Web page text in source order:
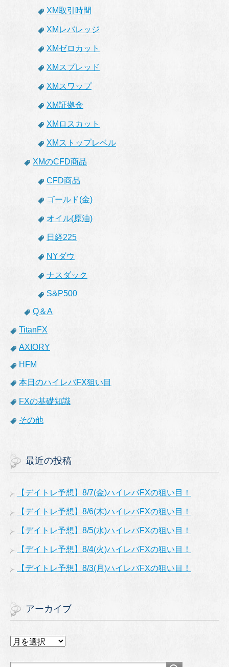
XM取引時間
XMレバレッジ
XMゼロカット
XMスプレッド
XMスワップ
XM証拠金
XMロスカット
XMストップレベル
XMのCFD商品
CFD商品
ゴールド(金)
オイル(原油)
日経225
NYダウ
ナスダック
S&P500
Q＆A
TitanFX
AXIORY
HFM
本日のハイレバFX狙い目
FXの基礎知識
その他
最近の投稿
【デイトレ予想】8/7(金)ハイレバFXの狙い目！
【デイトレ予想】8/6(木)ハイレバFXの狙い目！
【デイトレ予想】8/5(水)ハイレバFXの狙い目！
【デイトレ予想】8/4(火)ハイレバFXの狙い目！
【デイトレ予想】8/3(月)ハイレバFXの狙い目！
アーカイブ
ア
カ